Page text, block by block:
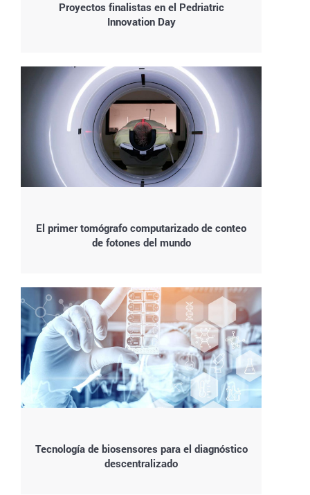
Proyectos finalistas en el Pedriatric
Innovation Day
El primer tomógrafo computarizado de conteo
de fotones del mundo
Tecnología de biosensores para el diagnóstico
descentralizado